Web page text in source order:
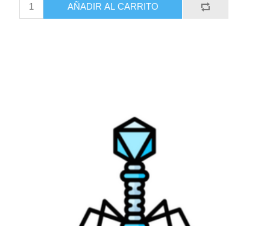
AÑADIR AL CARRITO